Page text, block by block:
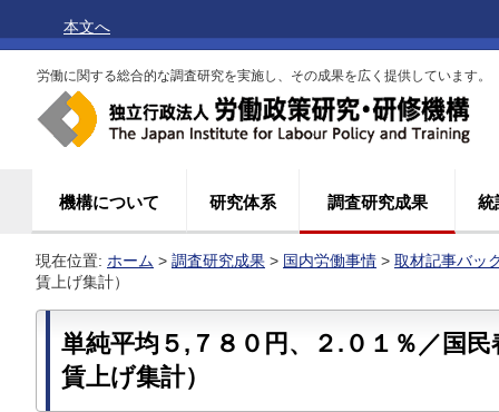
本文へ
労働に関する総合的な調査研究を実施し、その成果を広く提供しています。
機構について 研究体系 調査研究成果 統
現在位置: ホーム > 調査研究成果 > 国内労働事情 > 取材記事バッ
賃上げ集計）
単純平均５,７８０円、２.０１％／国
賃上げ集計）